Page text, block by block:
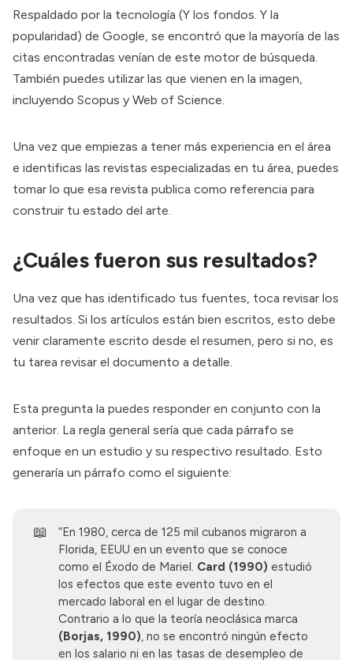
Respaldado por la tecnología (Y los fondos. Y la
popularidad) de Google, se encontró que la mayoría de las
citas encontradas venían de este motor de búsqueda.
También puedes utilizar las que vienen en la imagen,
incluyendo Scopus y Web of Science.
Una vez que empiezas a tener más experiencia en el área
e identificas las revistas especializadas en tu área, puedes
tomar lo que esa revista publica como referencia para
construir tu estado del arte.
¿Cuáles fueron sus resultados?
Una vez que has identificado tus fuentes, toca revisar los
resultados. Si los artículos están bien escritos, esto debe
venir claramente escrito desde el resumen, pero si no, es
tu tarea revisar el documento a detalle.
Esta pregunta la puedes responder en conjunto con la
anterior. La regla general sería que cada párrafo se
enfoque en un estudio y su respectivo resultado. Esto
generaría un párrafo como el siguiente:
📖
“En 1980, cerca de 125 mil cubanos migraron a
Florida, EEUU en un evento que se conoce
como el Éxodo de Mariel. Card (1990) estudió
los efectos que este evento tuvo en el
mercado laboral en el lugar de destino.
Contrario a lo que la teoría neoclásica marca
(Borjas, 1990), no se encontró ningún efecto
en los salario ni en las tasas de desempleo de